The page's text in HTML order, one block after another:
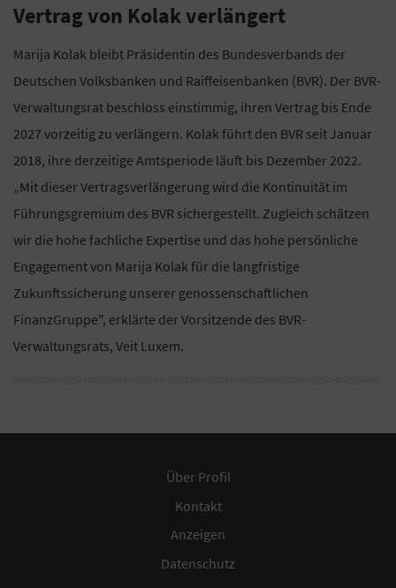
Vertrag von Kolak verlängert
Marija Kolak bleibt Präsidentin des Bundesverbands der
Deutschen Volksbanken und Raiffeisenbanken (BVR). Der BVR-
Verwaltungsrat beschloss einstimmig, ihren Vertrag bis Ende
2027 vorzeitig zu verlängern. Kolak führt den BVR seit Januar
2018, ihre derzeitige Amtsperiode läuft bis Dezember 2022.
„Mit dieser Vertragsverlängerung wird die Kontinuität im
Führungsgremium des BVR sichergestellt. Zugleich schätzen
wir die hohe fachliche Expertise und das hohe persönliche
Engagement von Marija Kolak für die langfristige
Zukunftssicherung unserer genossenschaftlichen
FinanzGruppe", erklärte der Vorsitzende des BVR-
Verwaltungsrats, Veit Luxem.
Über Profil
Kontakt
Anzeigen
Datenschutz